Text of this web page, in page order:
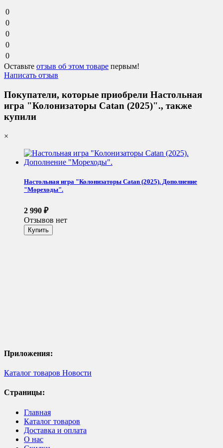
0
0
0
0
0
Оставьте отзыв об этом товаре первым!
Написать отзыв
Покупатели, которые приобрели Настольная
игра "Колонизаторы Catan (2025)"., также
купили
×
Настольная игра "Колонизаторы Catan (2025). Дополнение
"Мореходы".
2 990 ₽
Отзывов нет
Приложения:
Каталог товаров Новости
Страницы:
Главная
Каталог товаров
Доставка и оплата
О нас